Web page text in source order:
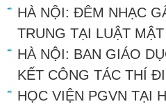
HÀ NỘI: ĐÊM NHẠC
TRUNG TẠI LUẬT
HÀ NỘI: BAN GIÁO
KẾT CÔNG TÁC THÍ
HỌC VIỆN PGVN TẠI